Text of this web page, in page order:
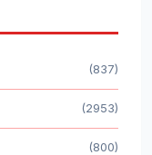
(837)
(2953)
(800)